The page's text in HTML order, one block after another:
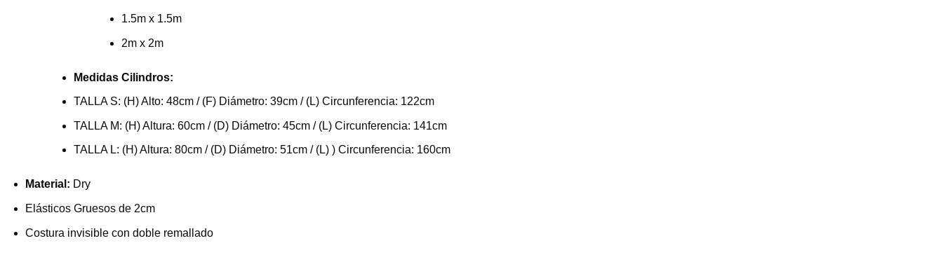
1.5m x 1.5m
2m x 2m
Medidas Cilindros:
TALLA S: (H) Alto: 48cm / (F) Diámetro: 39cm / (L) Circunferencia: 122cm
TALLA M: (H) Altura: 60cm / (D) Diámetro: 45cm / (L) Circunferencia: 141cm
TALLA L: (H) Altura: 80cm / (D) Diámetro: 51cm / (L) ) Circunferencia: 160cm
Material: Dry
Elásticos Gruesos de 2cm
Costura invisible con doble remallado